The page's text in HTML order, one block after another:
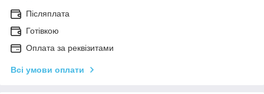
Післяплата
Готівкою
Оплата за реквізитами
Всі умови оплати